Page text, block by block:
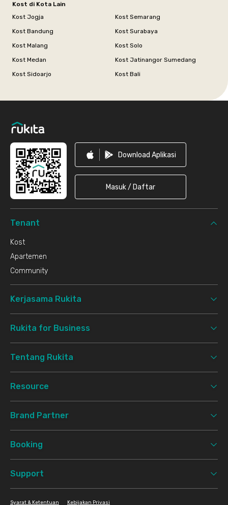
Kost di Kota Lain
Kost Jogja
Kost Semarang
Kost Bandung
Kost Surabaya
Kost Malang
Kost Solo
Kost Medan
Kost Jatinangor Sumedang
Kost Sidoarjo
Kost Bali
Download Aplikasi
Masuk / Daftar
Tenant
Kost
Apartemen
Community
Kerjasama Rukita
Rukita for Business
Tentang Rukita
Resource
Brand Partner
Booking
Support
Syarat & Ketentuan Kebijakan Privasi